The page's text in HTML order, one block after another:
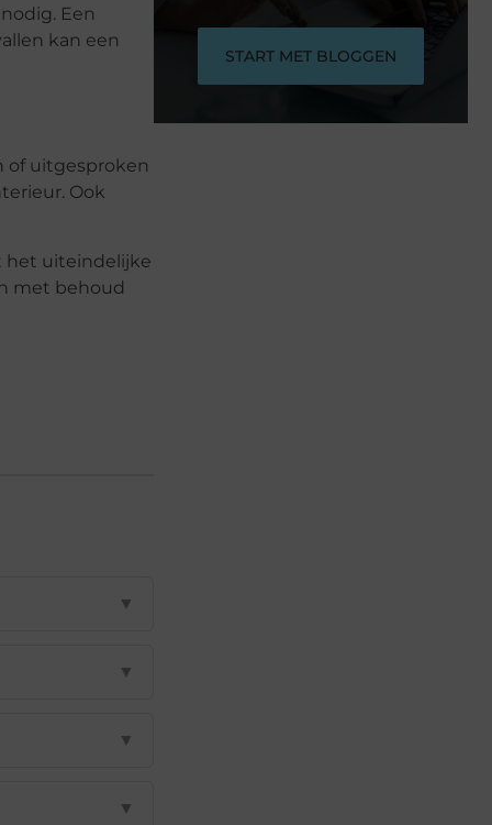
Een
kan een
of uitgesproken
Ook
het uiteindelijke
met behoud
▼
▼
▼
▼
START MET BLOGGEN